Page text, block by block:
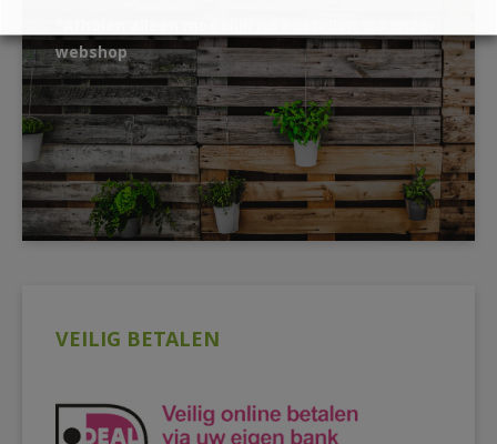
*Afhalen alleen mogelijk na bestellen via onze
webshop
VEILIG BETALEN